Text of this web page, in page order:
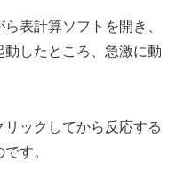
表計算ソフトを開き、
したところ、急激に動
ックしてから反応する
す。